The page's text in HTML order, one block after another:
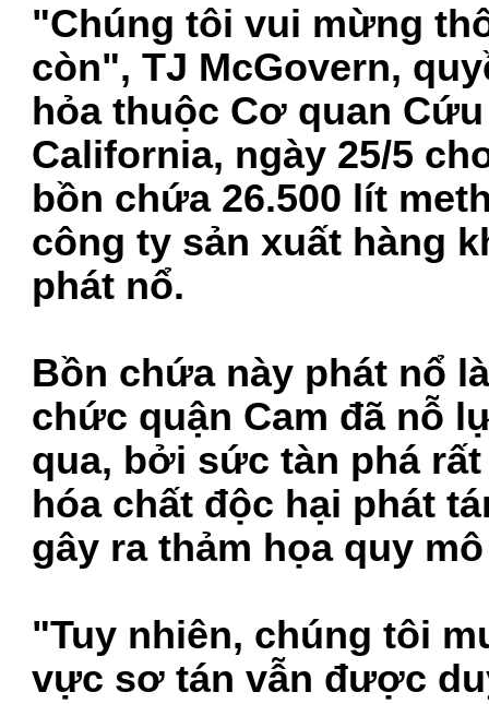
"Chúng tôi vui mừng
còn", TJ McGovern,
hỏa thuộc Cơ quan
California, ngày 25/5
bồn chứa 26.500 lít
công ty sản xuất hàng
phát nổ.
Bồn chứa này phát nổ
chức quận Cam đã nỗ
qua, bởi sức tàn phá
hóa chất độc hại phát
gây ra thảm họa quy
"Tuy nhiên, chúng tôi
vực sơ tán vẫn được